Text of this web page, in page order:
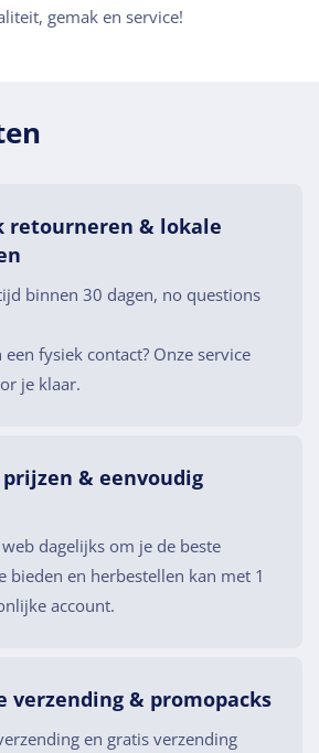
gemak en service!
retourneren & lokale
binnen 30 dagen, no questions
fysiek contact? Onze service
je klaar.
& eenvoudig
dagelijks om je de beste
bieden en herbestellen kan met 1
account.
verzending & promopacks
en gratis verzending